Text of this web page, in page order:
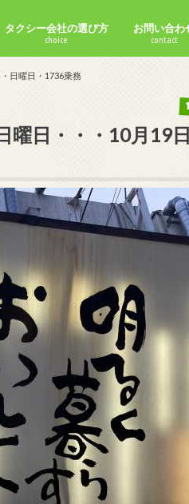
タクシー会社の選び方
choice
お問い合わ
contact
日曜日・1736乗務
曜日・・・10月19